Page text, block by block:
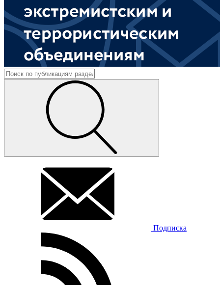
Подписка